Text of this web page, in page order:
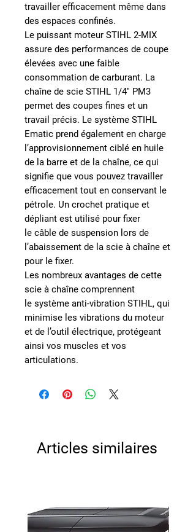
travailler efficacement même dans
des espaces confinés.
Le puissant moteur STIHL 2-MIX
assure des performances de coupe
élevées avec une faible
consommation de carburant. La
chaîne de scie STIHL 1/4'' PM3
permet des coupes fines et un
travail précis. Le système STIHL
Ematic prend également en charge
l’approvisionnement ciblé en huile
de la barre et de la chaîne, ce qui
signifie que vous pouvez travailler
efficacement tout en conservant le
pétrole. Un crochet pratique et
dépliant est utilisé pour fixer
le câble de suspension lors de
l’abaissement de la scie à chaîne et
pour le fixer.
Les nombreux avantages de cette
scie à chaîne comprennent
le système anti-vibration STIHL, qui
minimise les vibrations du moteur
et de l’outil électrique, protégeant
ainsi vos muscles et vos
articulations.
Articles similaires